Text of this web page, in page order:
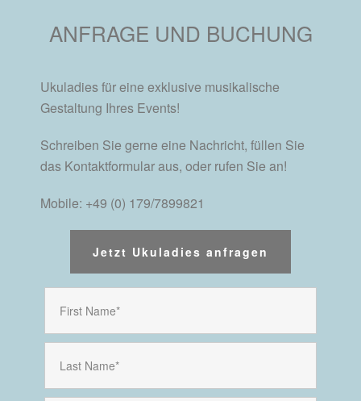
ANFRAGE UND BUCHUNG
Ukuladies für eine exklusive musikalische
Gestaltung Ihres Events!
Schreiben Sie gerne eine Nachricht, füllen Sie
das Kontaktformular aus, oder rufen Sie an!
Mobile: +49 (0) 179/7899821
Jetzt Ukuladies anfragen